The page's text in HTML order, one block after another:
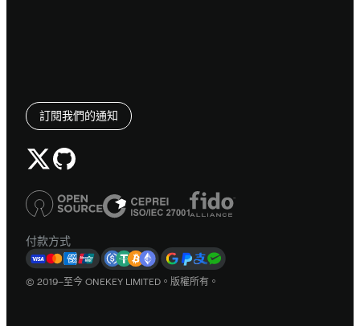
訂閱我們的通知
付款方式
© 2019–至今 ONEKEY LIMITED。版權所有。